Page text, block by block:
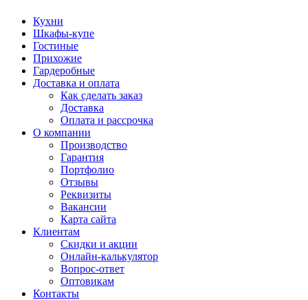
Кухни
Шкафы-купе
Гостиные
Прихожие
Гардеробные
Доставка и оплата
Как сделать заказ
Доставка
Оплата и рассрочка
О компании
Производство
Гарантия
Портфолио
Отзывы
Реквизиты
Вакансии
Карта сайта
Клиентам
Скидки и акции
Онлайн-калькулятор
Вопрос-ответ
Оптовикам
Контакты